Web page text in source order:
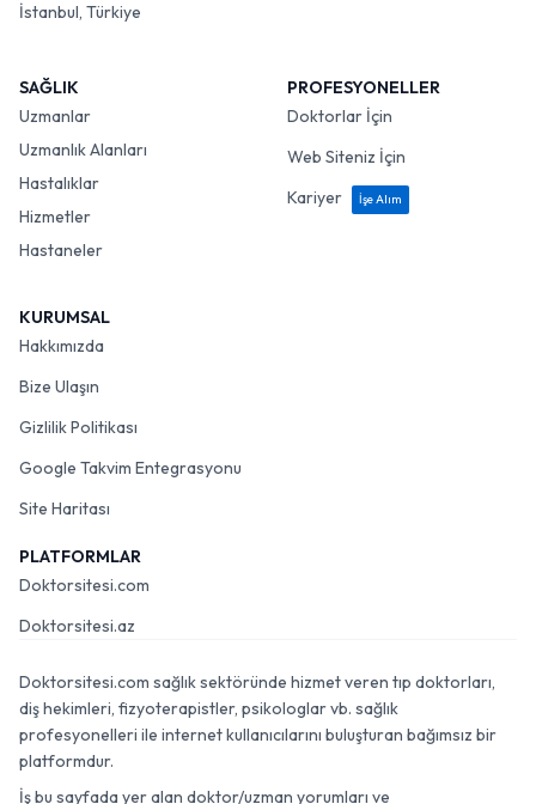
İstanbul, Türkiye
SAĞLIK
Uzmanlar
Uzmanlık Alanları
Hastalıklar
Hizmetler
Hastaneler
PROFESYONELLER
Doktorlar İçin
Web Siteniz İçin
Kariyer
İşe Alım
KURUMSAL
Hakkımızda
Bize Ulaşın
Gizlilik Politikası
Google Takvim Entegrasyonu
Site Haritası
PLATFORMLAR
Doktorsitesi.com
Doktorsitesi.az
Doktorsitesi.com sağlık sektöründe hizmet veren tıp doktorları,
diş hekimleri, fizyoterapistler, psikologlar vb. sağlık
profesyonelleri ile internet kullanıcılarını buluşturan bağımsız bir
platformdur.
İş bu sayfada yer alan doktor/uzman yorumları ve